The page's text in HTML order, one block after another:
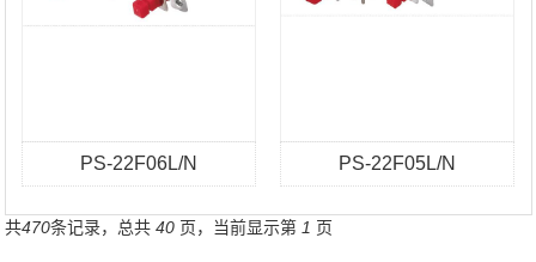
PS-22F06L/N PS-22F05L/N
共470条记录，总共 40 页，当前显示第 1 页